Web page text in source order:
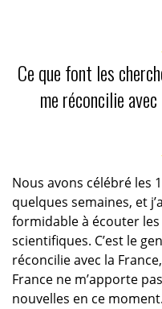
Ce que font les
me réconcilie
Nous avons célébré les
quelques semaines, et
formidable à écouter
scientifiques. C’est le
réconcilie avec la
France ne m’apporte
nouvelles en ce moment.